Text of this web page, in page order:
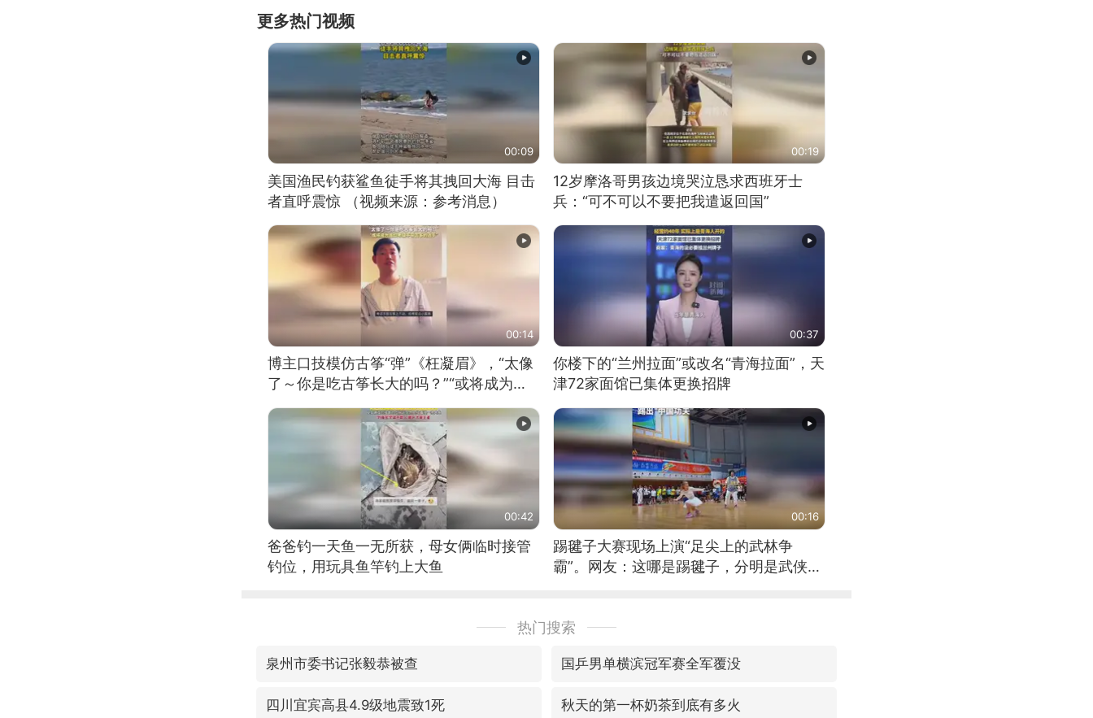
更多热门视频
00:09
美国渔民钓获鲨鱼徒手将其拽回大海 目击
者直呼震惊 （视频来源：参考消息）
00:19
12岁摩洛哥男孩边境哭泣恳求西班牙士
兵：“可不可以不要把我遣返回国”
00:14
博主口技模仿古筝“弹”《枉凝眉》，“太像
了～你是吃古筝长大的吗？”“或将成为首
位考级不带古筝的选手。”（来源：新华每
日电讯）
00:37
你楼下的“兰州拉面”或改名“青海拉面”，天
津72家面馆已集体更换招牌
00:42
爸爸钓一天鱼一无所获，母女俩临时接管
钓位，用玩具鱼竿钓上大鱼
00:16
踢毽子大赛现场上演“足尖上的武林争
霸”。网友：这哪是踢毽子，分明是武侠片
热门搜索
泉州市委书记张毅恭被查 国乒男单横滨冠军赛全军覆没
四川宜宾高县4.9级地震致1死 秋天的第一杯奶茶到底有多火